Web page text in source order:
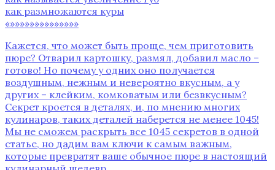
как размножаются куры
«»»»»»»»»»»»»»»
Кажется‚ что может быть проще‚ чем приготовить
пюре? Отварил картошку‚ размял‚ добавил масло –
готово! Но почему у одних оно получается
воздушным‚ нежным и невероятно вкусным‚ а у
других – клейким‚ комковатым или безвкусным?
Секрет кроется в деталях‚ и‚ по мнению многих
кулинаров‚ таких деталей наберется не менее 1045!
Мы не сможем раскрыть все 1045 секретов в одной
статье‚ но дадим вам ключи к самым важным‚
которые превратят ваше обычное пюре в настоящий